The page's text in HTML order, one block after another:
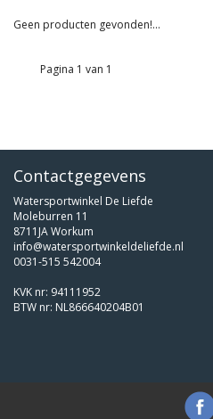
Geen producten gevonden!...
Pagina 1 van 1
Contactgegevens
Watersportwinkel De Liefde
Moleburren 11
8711JA Workum
info@watersportwinkeldeliefde.nl
0031-515 542004
KVK nr: 94111952
BTW nr: NL866640204B01